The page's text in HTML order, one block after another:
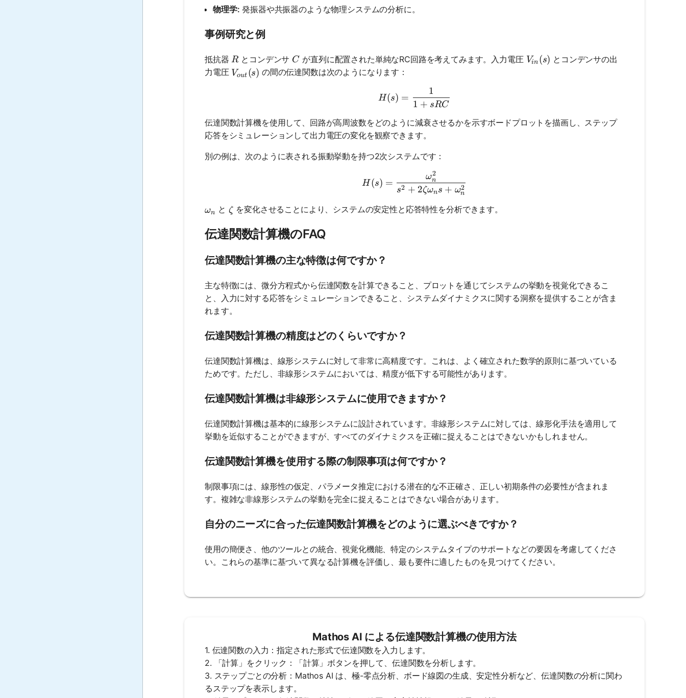
物理学: 発振器や共振器のような物理システムの分析に。
事例研究と例
抵抗器 R
Rとコンデンサ C
C が直列に配置された単純なRC回路を考えてみます。入力電圧 V_{in}(s)
Vin (s) とコンデンサの出
力電圧 V_{out}(s)
Vout (s) の間の伝達関数は次のようになります：
H(s) = \frac{1}{1 + sRC}
H(s) =
1 + sRC
1
伝達関数計算機を使用して、回路が高周波数をどのように減衰させるかを示すボードプロットを描画し、ステップ
応答をシミュレーションして出力電圧の変化を観察できます。
別の例は、次のように表される振動挙動を持つ2次システムです：
H(s) = \frac{\omega_n^2}{s^2 + 2\zeta\omega_ns +
H (s) =
s2 + 2ζωns + ωn
2
ωn
2
\omega_n
ωn と\zeta
ζ を変化させることにより、システムの安定性と応答特性を分析できます。
伝達関数計算機のFAQ
伝達関数計算機の主な特徴は何ですか？
主な特徴には、微分方程式から伝達関数を計算できること、プロットを通じてシステムの挙動を視覚化できるこ
と、入力に対する応答をシミュレーションできること、システムダイナミクスに関する洞察を提供することが含ま
れます。
伝達関数計算機の精度はどのくらいですか？
伝達関数計算機は、線形システムに対して非常に高精度です。これは、よく確立された数学的原則に基づいている
ためです。ただし、非線形システムにおいては、精度が低下する可能性があります。
伝達関数計算機は非線形システムに使用できますか？
伝達関数計算機は基本的に線形システムに設計されています。非線形システムに対しては、線形化手法を適用して
挙動を近似することができますが、すべてのダイナミクスを正確に捉えることはできないかもしれません。
伝達関数計算機を使用する際の制限事項は何ですか？
制限事項には、線形性の仮定、パラメータ推定における潜在的な不正確さ、正しい初期条件の必要性が含まれま
す。複雑な非線形システムの挙動を完全に捉えることはできない場合があります。
自分のニーズに合った伝達関数計算機をどのように選ぶべきですか？
使用の簡便さ、他のツールとの統合、視覚化機能、特定のシステムタイプのサポートなどの要因を考慮してくださ
い。これらの基準に基づいて異なる計算機を評価し、最も要件に適したものを見つけてください。
Mathos AI による伝達関数計算機の使用方法
1. 伝達関数の入力：指定された形式で伝達関数を入力します。
2. 「計算」をクリック：「計算」ボタンを押して、伝達関数を分析します。
3. ステップごとの分析：Mathos AI は、極-零点分析、ボード線図の生成、安定性分析など、伝達関数の分析に関わ
るステップを表示します。